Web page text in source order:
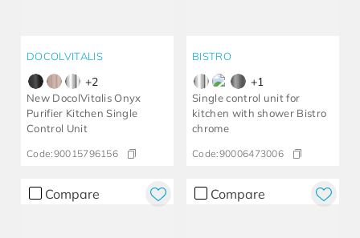
DOCOLVITALIS
+2
New DocolVitalis Onyx
Purifier Kitchen Single
Control Unit
Code:90015796156
BISTRO
+1
Single control unit for
kitchen with shower Bistro
chrome
Code:90006473006
Compare Compare